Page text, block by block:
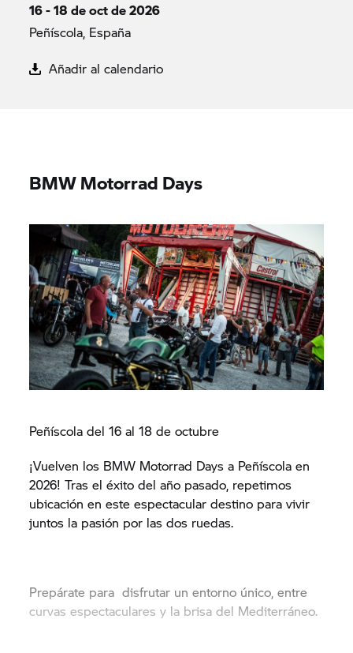
16 - 18 de oct de 2026
Peñíscola, España
Añadir al calendario
BMW Motorrad Days
Peñíscola del 16 al 18 de octubre
¡Vuelven los BMW Motorrad Days a Peñíscola en
2026! Tras el éxito del año pasado, repetimos
ubicación en este espectacular destino para vivir
juntos la pasión por las dos ruedas.
Prepárate para disfrutar un entorno único, entre
curvas espectaculares y la brisa del Mediterráneo.